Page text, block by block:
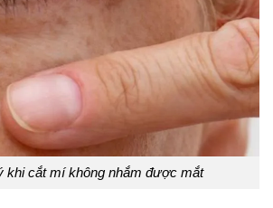
khi cắt mí không nhắm được mắt